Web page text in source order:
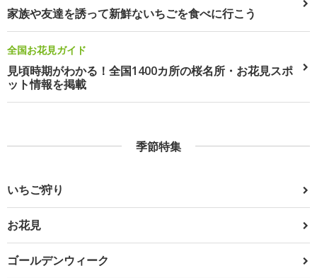
家族や友達を誘って新鮮ないちごを食べに行こう
全国お花見ガイド
見頃時期がわかる！全国1400カ所の桜名所・お花見スポ
ット情報を掲載
季節特集
いちご狩り
お花見
ゴールデンウィーク